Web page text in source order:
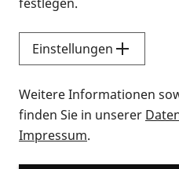
Vorlesen
Alle
Sie
Einstellungen
Weitere Informationen
finden Sie in unserer
Impressum.